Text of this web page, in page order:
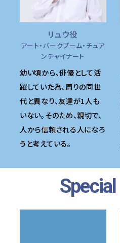
リュウ役
アート・パークプーム・チュア
ンチャイナート
幼い頃から、俳優として活
躍していた為、周りの同世
代と異なり、友達が1人も
いない。そのため、親切で、
人から信頼される人になろ
うと考えている。